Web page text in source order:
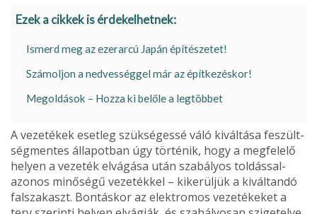
Ezek a cikkek is érdekelhetnek:
Ismerd meg az ezerarcú Japán építészetet!
Számoljon a nedvességgel már az építkezéskor!
Megoldások – Hozza ki belőle a legtöbbet
A vezetékek esetleg szükségessé váló kiváltása feszült­
ségmentes állapotban úgy történik, hogy a megfelelő
he­lyen a vezeték elvágása után szabályos toldással-
azonos minőségű vezetékkel – kikerüljük a kiváltandó
falszakaszt. Bontáskor az elektromos vezetékeket a